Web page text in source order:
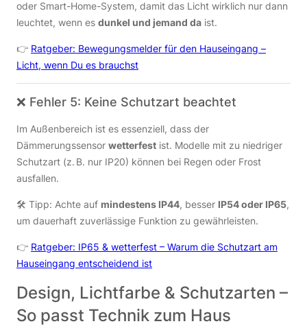
oder Smart-Home-System, damit das Licht wirklich nur dann
leuchtet, wenn es dunkel und jemand da ist.
👉 Ratgeber: Bewegungsmelder für den Hauseingang –
Licht, wenn Du es brauchst
❌ Fehler 5: Keine Schutzart beachtet
Im Außenbereich ist es essenziell, dass der
Dämmerungssensor wetterfest ist. Modelle mit zu niedriger
Schutzart (z. B. nur IP20) können bei Regen oder Frost
ausfallen.
🛠️ Tipp: Achte auf mindestens IP44, besser IP54 oder IP65,
um dauerhaft zuverlässige Funktion zu gewährleisten.
👉 Ratgeber: IP65 & wetterfest – Warum die Schutzart am
Hauseingang entscheidend ist
Design, Lichtfarbe & Schutzarten –
So passt Technik zum Haus